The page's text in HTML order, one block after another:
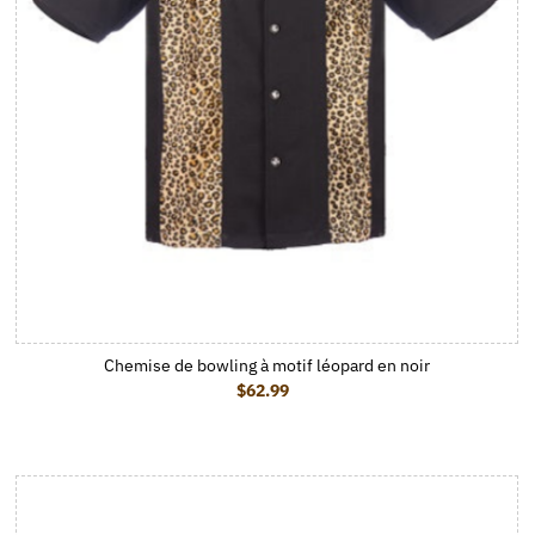
Date, de la plus récente
à la plus ancienne
Chemise de bowling à motif léopard en noir
Prix ordinaire
$62.99